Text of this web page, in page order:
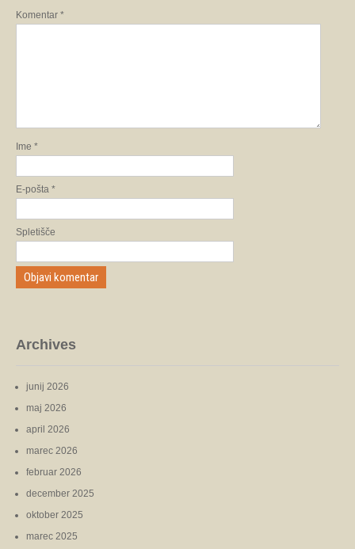
Komentar *
Ime *
E-pošta *
Spletišče
Archives
junij 2026
maj 2026
april 2026
marec 2026
februar 2026
december 2025
oktober 2025
marec 2025